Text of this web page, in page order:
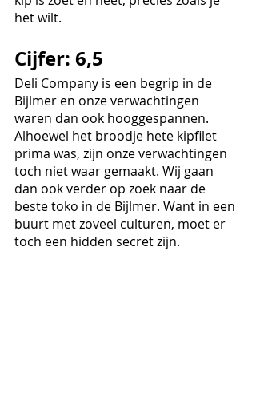
het wilt.
Cijfer: 6,5
Deli Company is een begrip in de
Bijlmer en onze verwachtingen
waren dan ook hooggespannen.
Alhoewel het broodje hete kipfilet
prima was, zijn onze verwachtingen
toch niet waar gemaakt. Wij gaan
dan ook verder op zoek naar de
beste toko in de Bijlmer. Want in een
buurt met zoveel culturen, moet er
toch een hidden secret zijn.